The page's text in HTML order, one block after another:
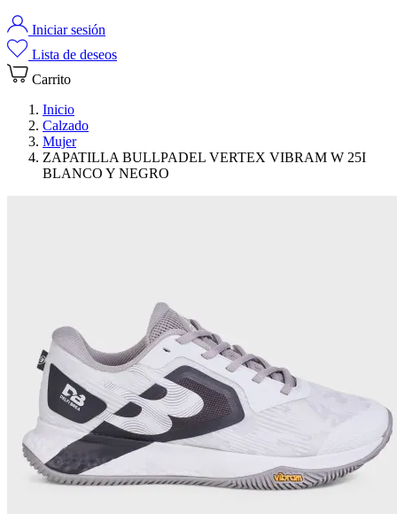
Iniciar sesión
Lista de deseos
Carrito
Inicio
Calzado
Mujer
ZAPATILLA BULLPADEL VERTEX VIBRAM W 25I
BLANCO Y NEGRO